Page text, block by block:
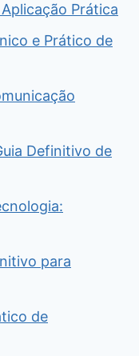
Prática
e Prático de
Definitivo de
para
de